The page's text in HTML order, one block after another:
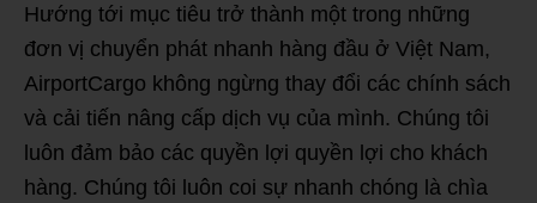
Hướng tới mục tiêu trở thành một trong những
đơn vị chuyển phát nhanh hàng đầu ở Việt Nam,
AirportCargo không ngừng thay đổi các chính sách
và cải tiến nâng cấp dịch vụ của mình. Chúng tôi
luôn đảm bảo các quyền lợi quyền lợi cho khách
hàng. Chúng tôi luôn coi sự nhanh chóng là chìa